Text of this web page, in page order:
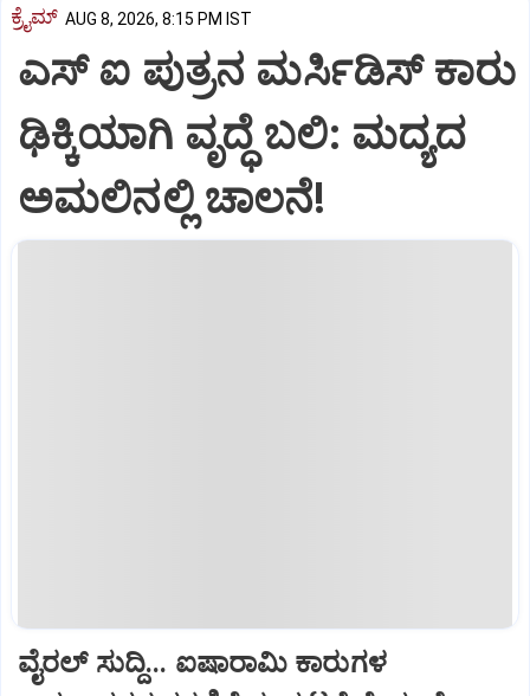
ಕ್ರೈಮ್ AUG 8, 2026, 8:15 PM IST
ಎಸ್ ಐ ಪುತ್ರನ ಮರ್ಸಿಡಿಸ್‌ ಕಾರು
ಢಿಕ್ಕಿಯಾಗಿ ವೃದ್ಧೆ ಬಲಿ: ಮದ್ಯದ
ಅಮಲಿನಲ್ಲಿ ಚಾಲನೆ!
ವೈರಲ್ ಸುದ್ದಿ... ಐಷಾರಾಮಿ ಕಾರುಗಳ